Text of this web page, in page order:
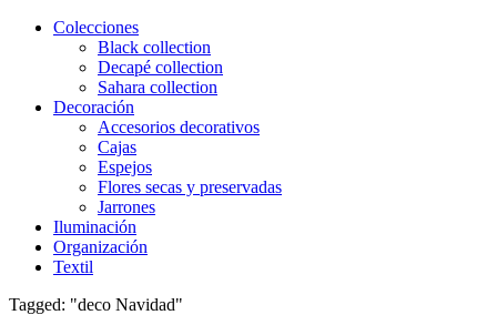
Colecciones
Black collection
Decapé collection
Sahara collection
Decoración
Accesorios decorativos
Cajas
Espejos
Flores secas y preservadas
Jarrones
Iluminación
Organización
Textil
Tagged: "deco Navidad"